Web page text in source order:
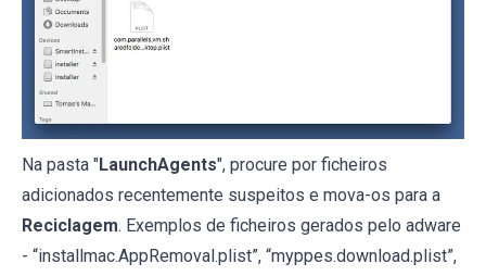
Na pasta "LaunchAgents", procure por ficheiros
adicionados recentemente suspeitos e mova-os para a
Reciclagem. Exemplos de ficheiros gerados pelo adware
- “installmac.AppRemoval.plist”, “myppes.download.plist”,